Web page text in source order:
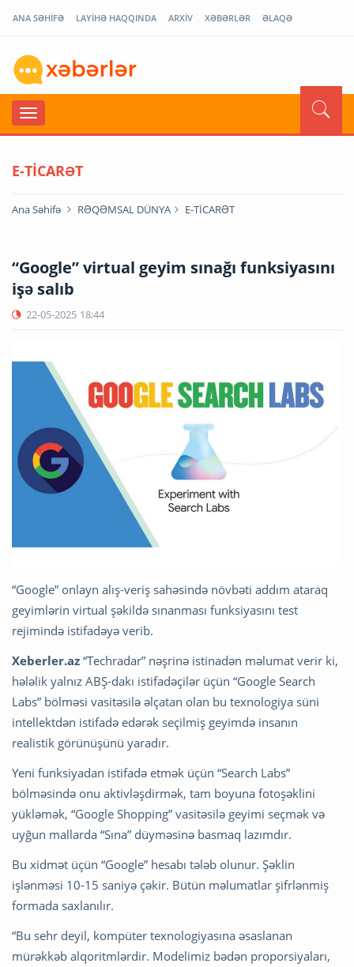
ANA SƏHİFƏ LAYİHƏ HAQQINDA ARXİV XƏBƏRLƏR ƏLAQƏ
E-TİCARƏT
Ana Səhifə RƏQƏMSAL DÜNYA E-TİCARƏT
“Google” virtual geyim sınağı funksiyasını
işə salıb
22-05-2025 18:44
“Google” onlayn alış-veriş sahəsində növbəti addım ataraq
geyimlərin virtual şəkildə sınanması funksiyasını test
rejimində istifadəyə verib.
Xeberler.az “Techradar” nəşrinə istinadən məlumat verir ki,
hələlik yalnız ABŞ-dakı istifadəçilər üçün “Google Search
Labs” bölməsi vasitəsilə əlçatan olan bu texnologiya süni
intellektdən istifadə edərək seçilmiş geyimdə insanın
realistik görünüşünü yaradır.
Yeni funksiyadan istifadə etmək üçün “Search Labs”
bölməsində onu aktivləşdirmək, tam boyuna fotoşəklini
yükləmək, “Google Shopping” vasitəsilə geyimi seçmək və
uyğun mallarda “Sına” düyməsinə basmaq lazımdır.
Bu xidmət üçün “Google” hesabı tələb olunur. Şəklin
işlənməsi 10-15 saniyə çəkir. Bütün məlumatlar şifrlənmiş
formada saxlanılır.
“Bu sehr deyil, kompüter texnologiyasına əsaslanan
mürəkkəb alqoritmlərdir. Modelimiz bədən proporsiyaları,